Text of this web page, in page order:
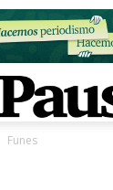
Funes